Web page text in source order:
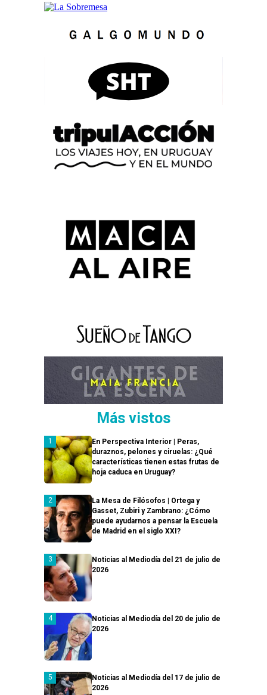
Más vistos
En Perspectiva Interior | Peras,
duraznos, pelones y ciruelas: ¿Qué
características tienen estas frutas de
hoja caduca en Uruguay?
La Mesa de Filósofos | Ortega y
Gasset, Zubiri y Zambrano: ¿Cómo
puede ayudarnos a pensar la Escuela
de Madrid en el siglo XXI?
Noticias al Mediodía del 21 de julio de
2026
Noticias al Mediodía del 20 de julio de
2026
Noticias al Mediodía del 17 de julio de
2026